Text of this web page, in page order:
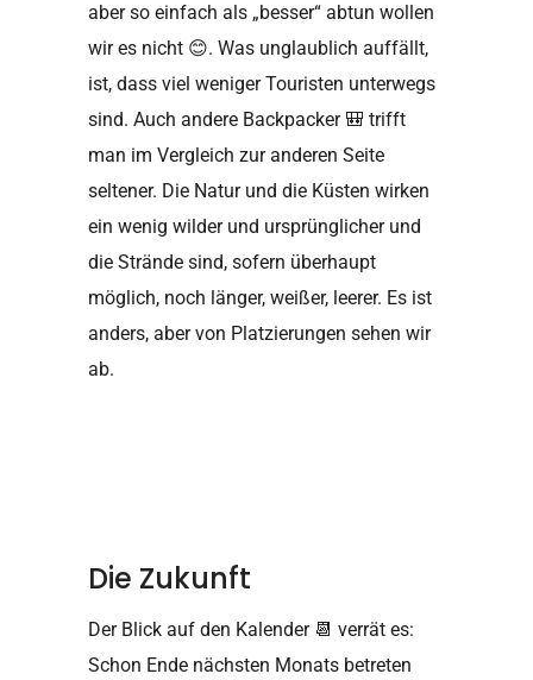
aber so einfach als „besser“ abtun wollen
wir es nicht 😊. Was unglaublich auffällt,
ist, dass viel weniger Touristen unterwegs
sind. Auch andere Backpacker 🎒 trifft
man im Vergleich zur anderen Seite
seltener. Die Natur und die Küsten wirken
ein wenig wilder und ursprünglicher und
die Strände sind, sofern überhaupt
möglich, noch länger, weißer, leerer. Es ist
anders, aber von Platzierungen sehen wir
ab.
Die Zukunft
Der Blick auf den Kalender 📆 verrät es:
Schon Ende nächsten Monats betreten